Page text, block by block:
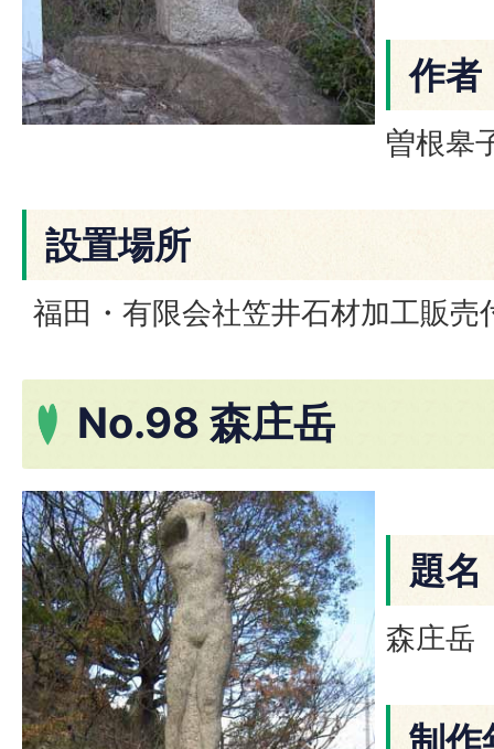
作者
曽根皋
設置場所
福田・有限会社笠井石材加工販売
No.98 森庄岳
題名
森庄岳
制作